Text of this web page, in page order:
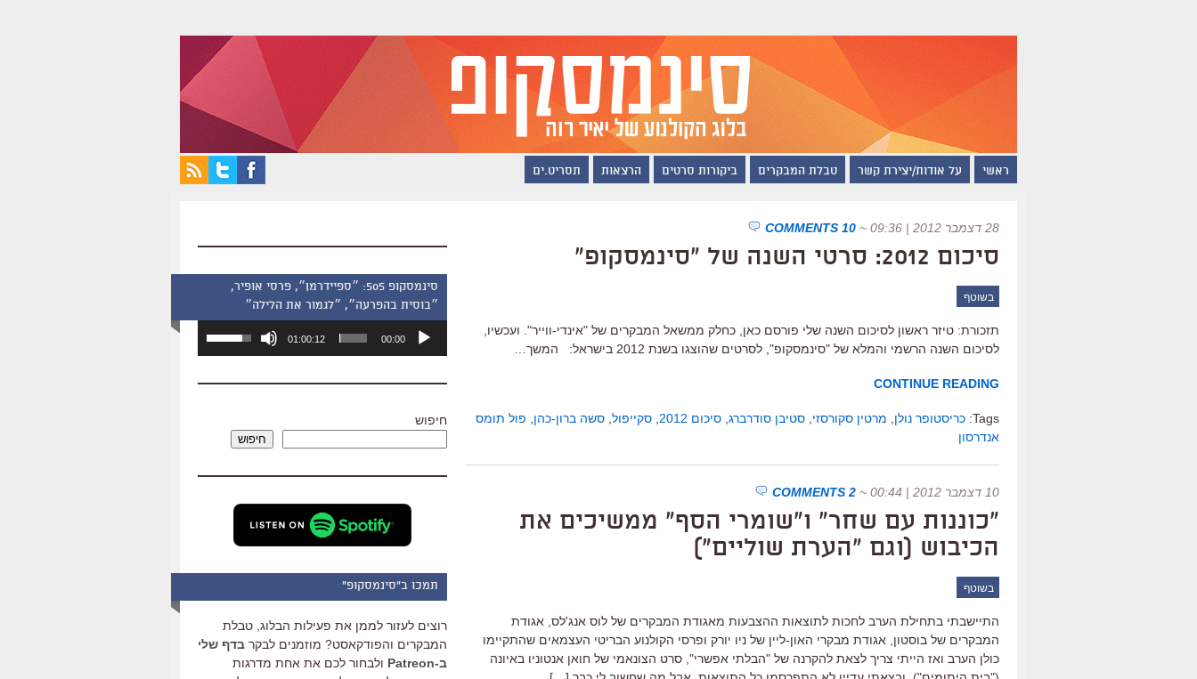
ראשי על אודות/יצירת קשר טבלת המבקרים ביקורות סרטים הרצאות תסריט.ים
28 דצמבר 2012 | 09:36 ~
10 COMMENTS
סיכום 2012: סרטי השנה של "סינמסקופ"
בשוטף
תזכורת: טיזר ראשון לסיכום השנה שלי פורסם כאן, כחלק ממשאל המבקרים של "אינדי-ווייר". ועכשיו,
לסיכום השנה הרשמי והמלא של "סינמסקופ", לסרטים שהוצגו בשנת 2012 בישראל: המשך…
CONTINUE READING
Tags: כריסטופר נולן מרטין סקורסזי סטיבן סודרברג סיכום 2012 סקייפול סשה ברון-כהן
פול תומס
אנדרסון
10 דצמבר 2012 | 00:44 ~
2 COMMENTS
"כוננות עם שחר" ו"שומרי הסף" ממשיכים את
הכיבוש (וגם "הערת שוליים")
בשוטף
התיישבתי בתחילת הערב לחכות לתוצאות ההצבעות מאגודת המבקרים של לוס אנג'לס, אגודת
המבקרים של בוסטון, אגודת מבקרי האון-ליין של ניו יורק ופרסי הקולנוע הבריטי העצמאים שהתקיימו
כולן הערב ואז הייתי צריך לצאת להקרנה של "הבלתי אפשרי", סרט הצונאמי של חואן אנטוניו באיונה
סינמסקופ 505: ״ספיידרמן״, פרסי אופיר,
״בוסית בהפרעה״, ״לגמור את הלילה״
אודיו
00:00
01:00:12
השתמש
כדי
שמע.
חיפוש
חיפוש
תמכו ב"סינמסקופ"
רוצים לעזור לממן את פעילות הבלוג, טבלת
המבקרים והפודקאסט? מוזמנים לבקר בדף שלי
ב-Patreon
ולבחור לכם את אחת מדרגות